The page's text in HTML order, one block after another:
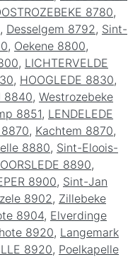
8780,
, Desselgem 8792 , Sint-
, Oekene 8800,
, LICHTERVELDE
, HOOGLEDE 8830,
8840, Westrozebeke
8851, LENDELEDE
8870, Kachtem 8870,
8880, Sint-Eloois-
8890,
8900, Sint-Jan
8902 , Zillebeke
8904, Elverdinge
8920, Langemark
8920, Poelkapelle